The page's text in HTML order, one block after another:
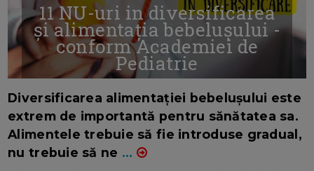
11 NU-uri in diversificarea
și alimentația bebelușului -
conform Academiei de
Pediatrie
Diversificarea alimentației bebelușului este
extrem de importantă pentru sănătatea sa.
Alimentele trebuie să fie introduse gradual,
nu trebuie să ne ...